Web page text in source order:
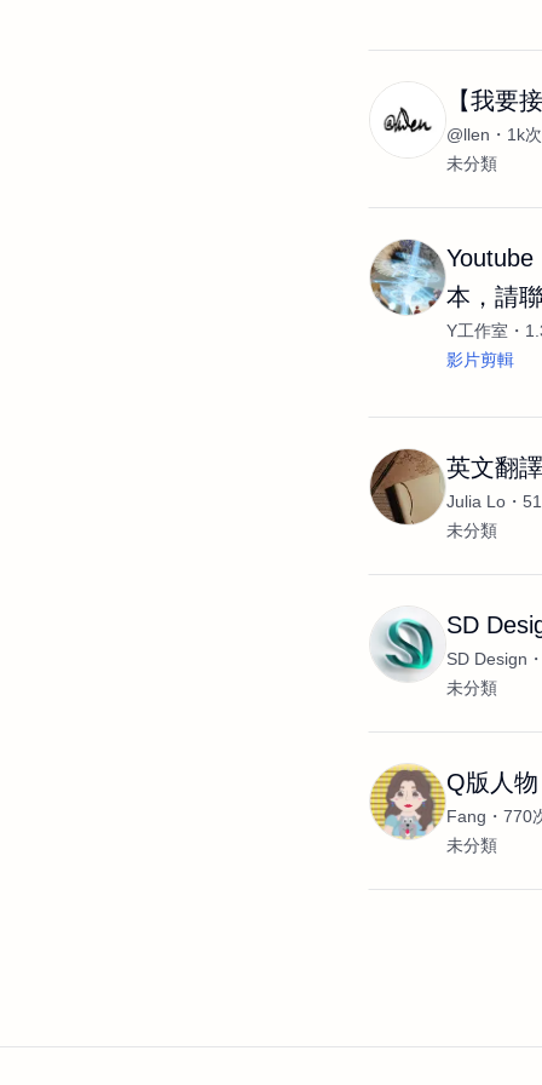
【我要
@llen
1k
未分類
本，請
Y工作室
影片剪輯
英文翻譯
Julia Lo
未分類
SD
SD Design
未分類
Q版人物
Fang
770
未分類